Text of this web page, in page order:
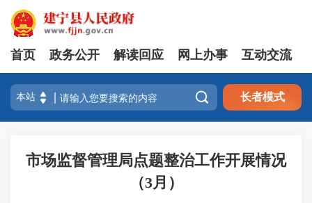
首页 政务公开 解读回应 网上办事 互动交流
 长者模式
市场监督管理局点题整治工作开展情况
（3月）